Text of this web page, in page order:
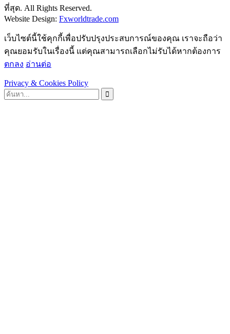
ที่สุด. All Rights Reserved.
Website Design: Fxworldtrade.com
เว็บไซต์นี้ใช้คุกกี้เพื่อปรับปรุงประสบการณ์ของคุณ เราจะถือว่า
คุณยอมรับในเรื่องนี้ แต่คุณสามารถเลือกไม่รับได้หากต้องการ
ตกลง อ่านต่อ
Privacy & Cookies Policy